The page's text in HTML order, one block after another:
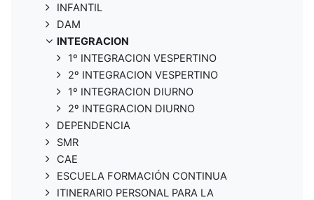
INFANTIL
DAM
INTEGRACION
1º INTEGRACION VESPERTINO
2º INTEGRACION VESPERTINO
1º INTEGRACION DIURNO
2º INTEGRACION DIURNO
DEPENDENCIA
SMR
CAE
ESCUELA FORMACIÓN CONTINUA
ITINERARIO PERSONAL PARA LA